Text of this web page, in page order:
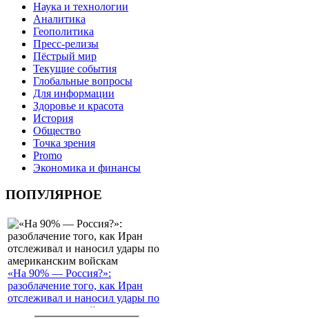
Наука и технологии
Аналитика
Геополитика
Пресс-релизы
Пёстрый мир
Текущие события
Глобальные вопросы
Для информации
Здоровье и красота
История
Общество
Точка зрения
Promo
Экономика и финансы
ПОПУЛЯРНОЕ
«На 90% — Россия?»:
разоблачение того, как Иран
отслеживал и наносил удары по
американским войскам